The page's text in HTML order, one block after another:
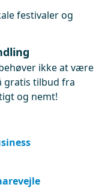
festivaler og
ikke at være
gratis tilbud fra
og nemt!